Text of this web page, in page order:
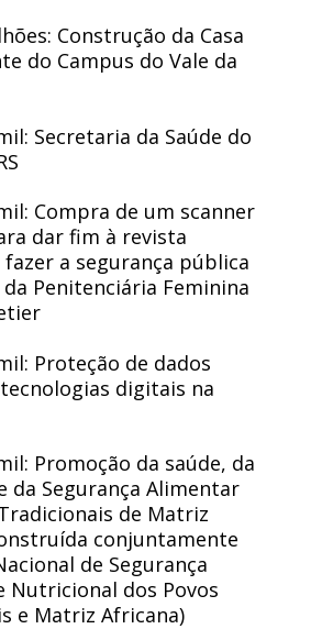
Construção da Casa
do Campus do Vale da
Secretaria da Saúde do
Compra de um scanner
dar fim à revista
a segurança pública
Penitenciária Feminina
Proteção de dados
digitais na
Promoção da saúde, da
da Segurança Alimentar
de Matriz
conjuntamente
de Segurança
Nutricional dos Povos
e Matriz Africana)